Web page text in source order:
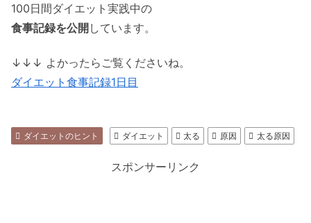
100日間ダイエット実践中の
食事記録を公開しています。
↓↓↓ よかったらご覧くださいね。
ダイエット食事記録1日目
ダイエットのヒント ダイエット 太る 原因 太る原因
スポンサーリンク